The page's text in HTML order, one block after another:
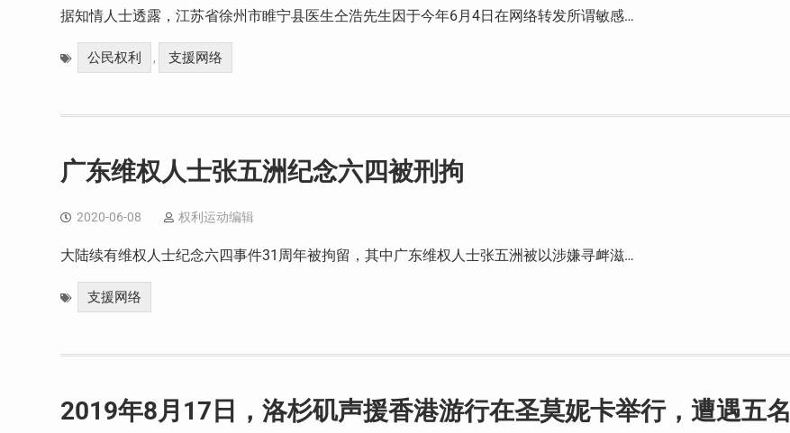
据知情人士透露，江苏省徐州市睢宁县医生仝浩先生因于今年6月4日在网络转发所谓敏感…
公民权利 , 支援网络
广东维权人士张五洲纪念六四被刑拘
2020-06-08 权利运动编辑
大陆续有维权人士纪念六四事件31周年被拘留，其中广东维权人士张五洲被以涉嫌寻衅滋…
支援网络
2019年8月17日，洛杉矶声援香港游行在圣莫妮卡举行，遭遇五名